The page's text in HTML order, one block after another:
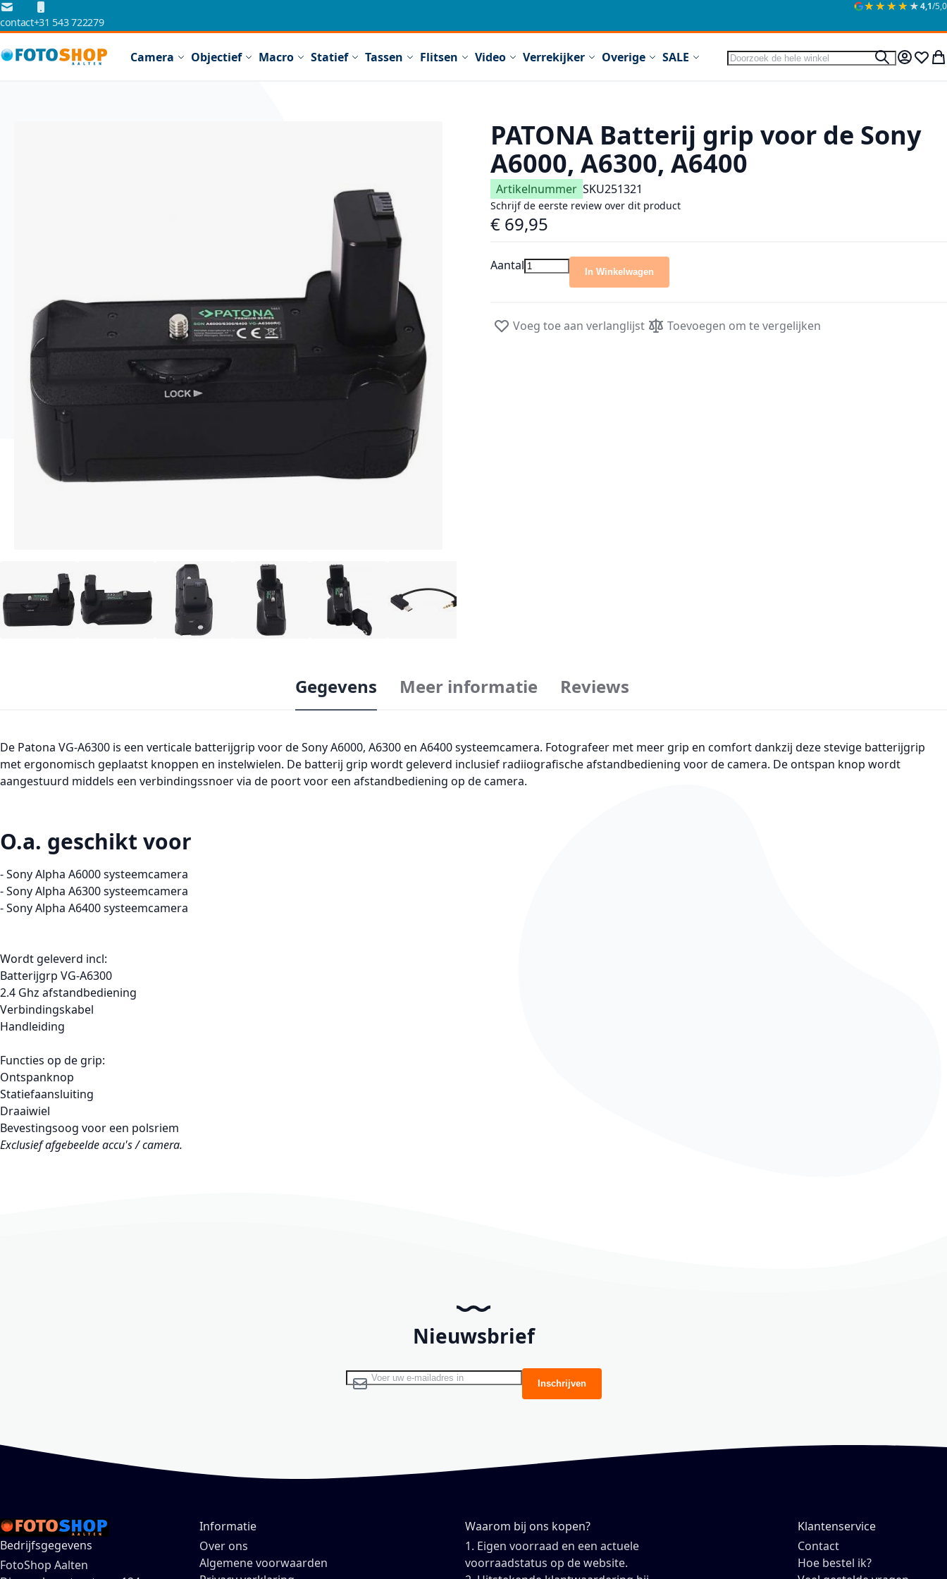
Ga naar de inhoud
contact+31 543 722279
★★★★★
★★★★★4,1/5,0
Camera Objectief Macro Statief Tassen Flitsen Video Verrekijker Overige SALE Zoek
ZoekMijn
PATONA Batterij grip voor de Sony
A6000, A6300, A6400
Artikelnummer SKU251321
Schrijf de eerste review over dit product
€ 69,95
Aantal In Winkelwagen
Voeg toe aan verlanglijst Toevoegen om te vergelijken
Gegevens
De Patona VG-A6300 is een verticale batterijgrip voor de Sony A6000, A6300 en A6400 systeemcamera. Fotografeer met meer grip en comfort dankzij deze stevige batterijgrip
met ergonomisch geplaatst knoppen en instelwielen. De batterij grip wordt geleverd inclusief radiiografische afstandbediening voor de camera. De ontspan knop wordt
aangestuurd middels een verbindingssnoer via de poort voor een afstandbediening op de camera.
O.a. geschikt voor
- Sony Alpha A6000 systeemcamera
- Sony Alpha A6300 systeemcamera
- Sony Alpha A6400 systeemcamera
Wordt geleverd incl:
Batterijgrp VG-A6300
2.4 Ghz afstandbediening
Verbindingskabel
Handleiding
Functies op de grip:
Ontspanknop
Statiefaansluiting
Draaiwiel
Bevestingsoog voor een polsriem
Exclusief afgebeelde accu's / camera.
Meer informatie Reviews
Nieuwsbrief
Abonneer u op onze nieuwsbrief Inschrijven
Bedrijfsgegevens
FotoShop Aalten
Informatie
Over ons
Algemene voorwaarden
Waarom bij ons kopen?
1. Eigen voorraad en een actuele
voorraadstatus op de website.
Klantenservice
Contact
Hoe bestel ik?